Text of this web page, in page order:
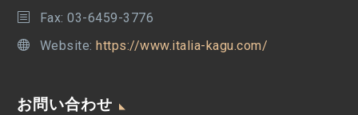
Fax: 03-6459-3776
Website: https://www.italia-kagu.com/
お問い合わせ